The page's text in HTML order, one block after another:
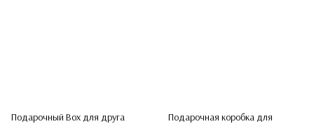
Подарочный Box для друга
Подарочная коробка для